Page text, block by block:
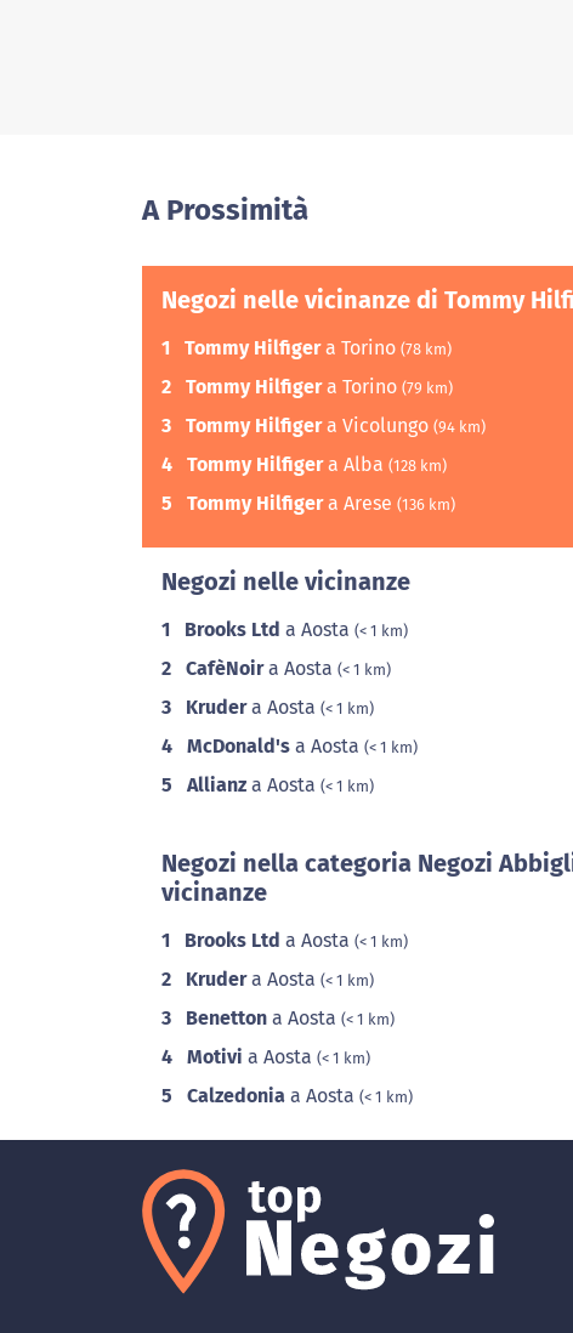
A Prossimità
Negozi nelle vicinanze di Tommy
1 Tommy Hilfigera Torino (78 km)
2 Tommy Hilfigera Torino (79 km)
3 Tommy Hilfigera Vicolungo (94 km)
4 Tommy Hilfigera Alba (128 km)
5 Tommy Hilfigera Arese (136 km)
Negozi nelle vicinanze
1 Brooks Ltd a Aosta (< 1 km)
2 CafèNoira Aosta (< 1 km)
3 Krudera Aosta (< 1 km)
4 McDonald's a Aosta (< 1 km)
5 Allianz a Aosta (< 1 km)
Negozi nella categoria Negozi
vicinanze
1 Brooks Ltd a Aosta (< 1 km)
2 Krudera Aosta (< 1 km)
3 Benetton a Aosta (< 1 km)
4 Motivi a Aosta (< 1 km)
5 Calzedonia a Aosta (< 1 km)